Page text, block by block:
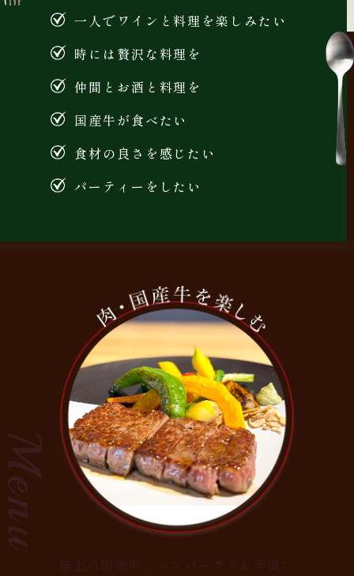
一人でワインと料理を楽しみたい
時には贅沢な料理を
仲間とお酒と料理を
国産牛が食べたい
食材の良さを感じたい
パーティーをしたい
極上の国産牛、ハンバーグをお手頃に